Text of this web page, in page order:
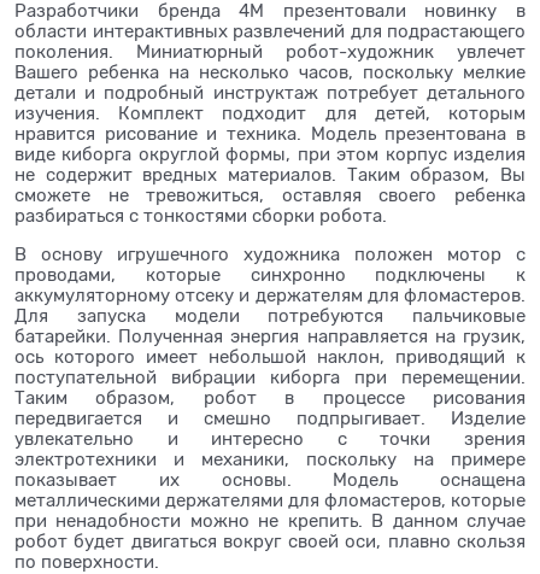
Разработчики бренда 4М презентовали новинку в
области интерактивных развлечений для подрастающего
поколения. Миниатюрный робот-художник увлечет
Вашего ребенка на несколько часов, поскольку мелкие
детали и подробный инструктаж потребует детального
изучения. Комплект подходит для детей, которым
нравится рисование и техника. Модель презентована в
виде киборга округлой формы, при этом корпус изделия
не содержит вредных материалов. Таким образом, Вы
сможете не тревожиться, оставляя своего ребенка
разбираться с тонкостями сборки робота.
В основу игрушечного художника положен мотор с
проводами, которые синхронно подключены к
аккумуляторному отсеку и держателям для фломастеров.
Для запуска модели потребуются пальчиковые
батарейки. Полученная энергия направляется на грузик,
ось которого имеет небольшой наклон, приводящий к
поступательной вибрации киборга при перемещении.
Таким образом, робот в процессе рисования
передвигается и смешно подпрыгивает. Изделие
увлекательно и интересно с точки зрения
электротехники и механики, поскольку на примере
показывает их основы. Модель оснащена
металлическими держателями для фломастеров, которые
при ненадобности можно не крепить. В данном случае
робот будет двигаться вокруг своей оси, плавно скользя
по поверхности.